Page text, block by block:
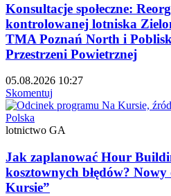
Konsultacje społeczne:
kontrolowanej lotniska
TMA Poznań North i
Przestrzeni Powietrznej
05.08.2026 10:27
Skomentuj
Polska
lotnictwo GA
Jak zaplanować Hour
kosztownych błędów?
Kursie”